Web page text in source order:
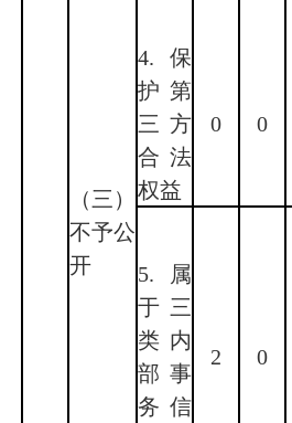
（三）
不予公
开
4.保
护第
三方
合法
权益
0 0
5.属
于三
类内
部事
务信
2 0